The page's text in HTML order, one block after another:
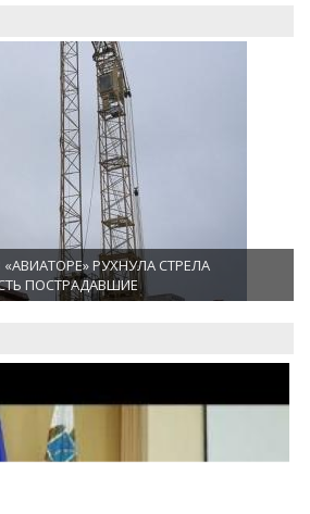
РУХНУЛА СТРЕЛА
ПОСТРАДАВШИЕ